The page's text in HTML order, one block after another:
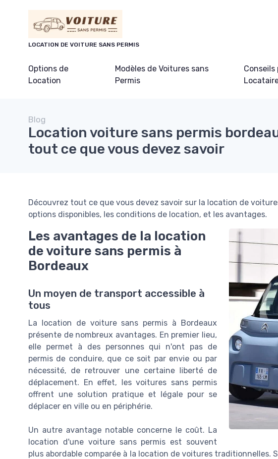
LOCATION DE VOITURE SANS PERMIS
Options de
Location
Modèles de Voitures sans
Permis
Conseils
Blog
Location voiture sans permis
tout ce que vous devez savoir
Découvrez tout ce que vous devez savoir sur la location de
options disponibles, les conditions de location, et les avantages.
Les avantages de la location
de voiture sans permis à
Bordeaux
Un moyen de transport accessible à
tous
La location de voiture sans permis à Bordeaux
présente de nombreux avantages. En premier lieu,
elle permet à des personnes qui n'ont pas de
permis de conduire, que ce soit par envie ou par
nécessité, de retrouver une certaine liberté de
déplacement. En effet, les voitures sans permis
offrent une solution pratique et légale pour se
déplacer en ville ou en périphérie.
Un autre avantage notable concerne le coût. La
location d'une voiture sans permis est souvent
plus abordable comparée à la location de voitures traditionnelles.